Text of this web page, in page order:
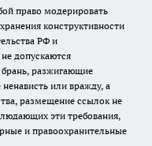
право модерировать
конструктивности
РФ и
допускаются
разжигающие
или вражду, а
размещение ссылок не
эти требования,
и правоохранительные